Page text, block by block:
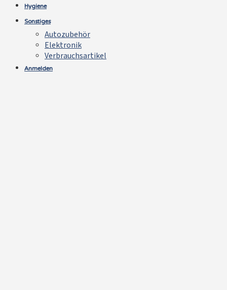
Hygiene
Sonstiges
Autozubehör
Elektronik
Verbrauchsartikel
Anmelden